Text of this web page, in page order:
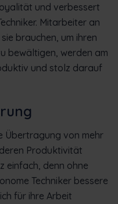
und verbessert
Mitarbeiter an
brauchen, um ihren
bewältigen, werden am
und stolz darauf
Übertragung von mehr
Produktivität
einfach, denn ohne
Techniker bessere
für ihre Arbeit